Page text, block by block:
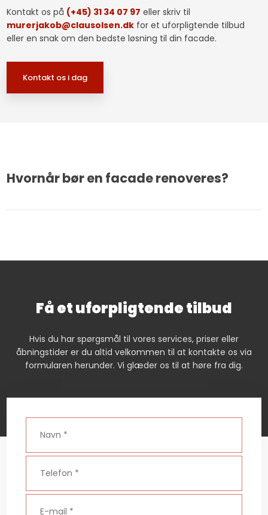
Kontakt os på (+45) 31 34 07 97 eller skriv til
murerjakob@clausolsen.dkfor et uforpligtende tilbud
eller en snak om den bedste løsning til din facade.
Kontakt os i dag​
Hvornår bør en facade renoveres?
Få et uforpligtende tilbud
Hvis du har spørgsmål til vores services, priser eller
åbningstider er du altid velkommen til at kontakte os via
formularen herunder. Vi glæder os til at høre fra dig.